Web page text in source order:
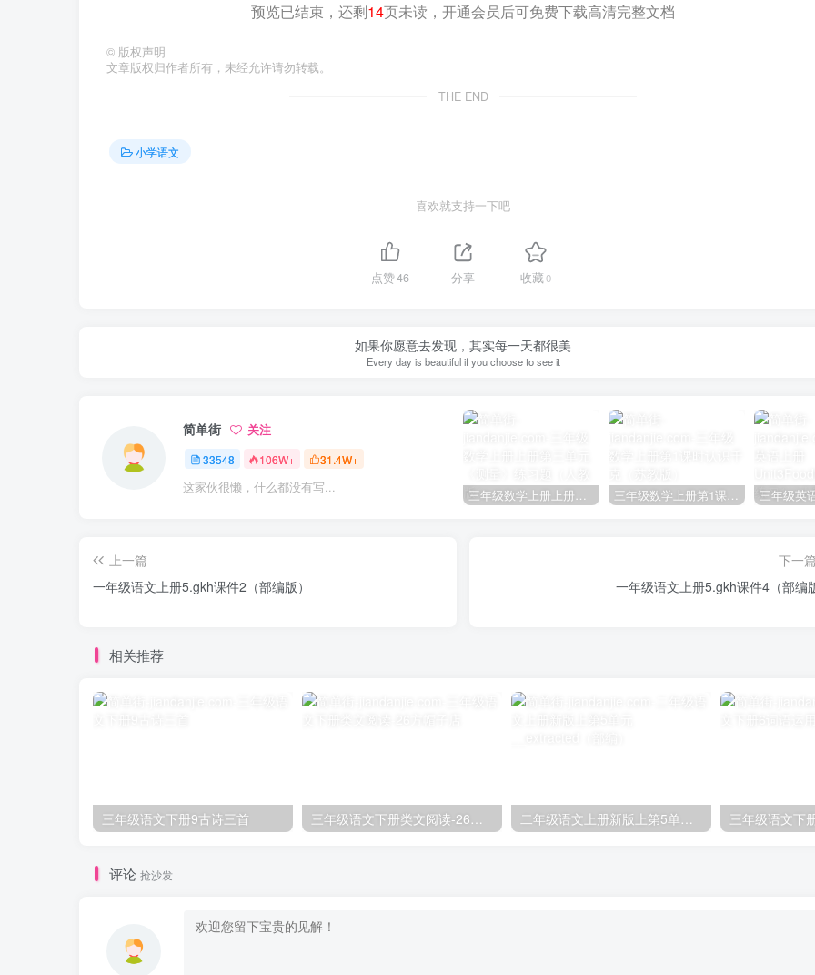
预览已结束，还剩14页未读，开通会员后可免费下载高清完整文档
© 版权声明
文章版权归作者所有，未经允许请勿转载。
THE END
小学语文
喜欢就支持一下吧
点赞46 分享 收藏0
如果你愿意去发现，其实每一天都很美
Every day is beautiful if you choose to see it
简单街 关注
33548 106W+ 31.4W+
这家伙很懒，什么都没有写... 三年级数学上册上册第三单元《测量》练习题（人教版） 三年级数学上册第1课时认识千克（苏教版）
上一篇
一年级语文上册5.gkh课件2（部编版）
下一篇
一年级语文上册5.gkh课件4（部编
相关推荐
三年级语文下册9古诗三首 三年级语文下册类文阅读-26方帽子店 二年级语文上册新版上第5单元__extracted（部编） 三年级语文下
评论 抢沙发